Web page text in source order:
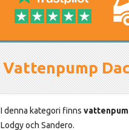
Vattenpump
I denna kategori finns
Lodgy och Sandero.